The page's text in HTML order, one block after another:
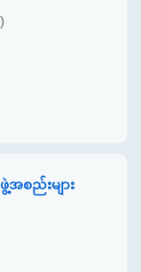
စည်းများ